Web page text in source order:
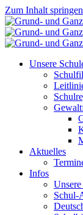
Zum Inhalt springen
Unsere
Aktuelles
Infos
Schul-